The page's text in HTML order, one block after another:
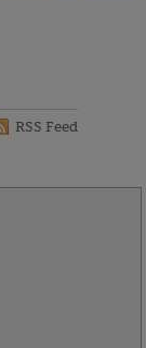
RSS Feed